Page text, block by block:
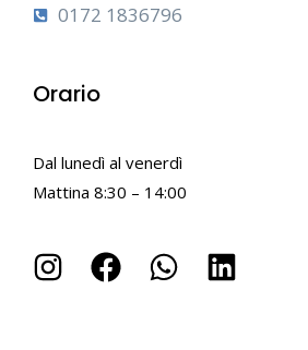
0172 1836796
Orario
Dal lunedì al venerdì
Mattina 8:30 – 14:00